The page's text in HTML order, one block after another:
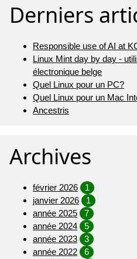
Derniers
Responsible use of AI at
Linux Mint day by day -
électronique belge
Quel Linux pour un PC?
Quel Linux pour un Mac
Ancestris
Archives
février 2026
1
janvier 2026
1
année 2025
7
année 2024
5
année 2023
3
année 2022
6